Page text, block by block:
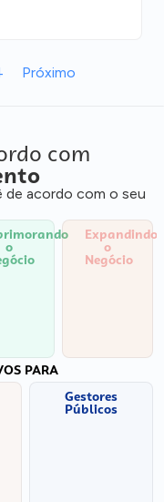
Próximo
com
de acordo com o seu
o
Expandindo
o
Negócio
PARA
Gestores
Públicos